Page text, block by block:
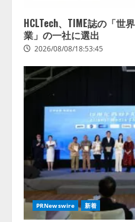
HCLTech、TIME誌の「世
業」の一社に選出
2026/08/08/18:53:45
PRNewswire 新着